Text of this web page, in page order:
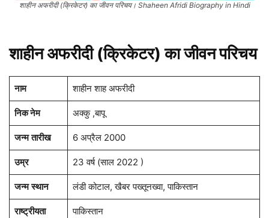
शाहीन अफरीदी (क्रिकेटर) का जीवन परिचय। Shaheen Afridi Biography in Hindi
शाहीन अफरीदी (क्रिकेटर) का जीवन परिचय
नाम शाहीन शाह अफरीदी
निक नेम अक्कु ,बापू
जन्म तारीख 6 अप्रैल 2000
उम्र 23 वर्ष (साल 2022 )
जन्म स्थान लंडी कोटाल, खैबर पख्तूनख्वा, पाकिस्तान
राष्ट्रीयता पाकिस्तान